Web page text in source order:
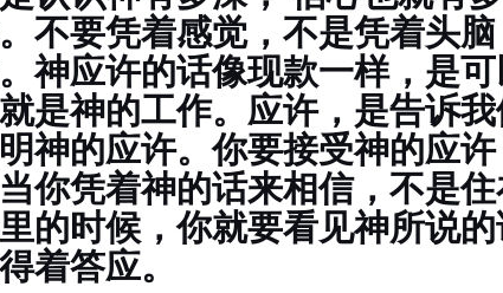
不要凭着感觉，不是凭着头
神应许的话像现款一样，是
是神的工作。应许，是告诉我
神的应许。你要接受神的应
你凭着神的话来相信，不是
的时候，你就要看见神所说
着答应。